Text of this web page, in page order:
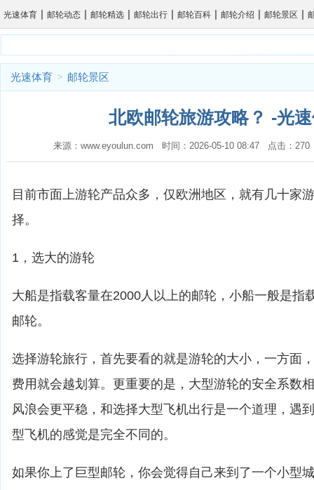
光速体育 | 邮轮动态 | 邮轮精选 | 邮轮出行 | 邮轮百科 | 邮轮介绍 | 邮轮景区 |
光速体育 > 邮轮景区
北欧邮轮旅游攻略？ -光
来源：www.eyoulun.com 时间：2026-05-10 08:47 点击：
目前市面上游轮产品众多，仅欧洲地区，就有几十家
择。
1，选大的游轮
大船是指载客量在2000人以上的邮轮，小船一般是指
邮轮。
选择游轮旅行，首先要看的就是游轮的大小，一方面
费用就会越划算。更重要的是，大型游轮的安全系数
风浪会更平稳，和选择大型飞机出行是一个道理，遇
型飞机的感觉是完全不同的。
如果你上了巨型邮轮，你会觉得自己来到了一个小型